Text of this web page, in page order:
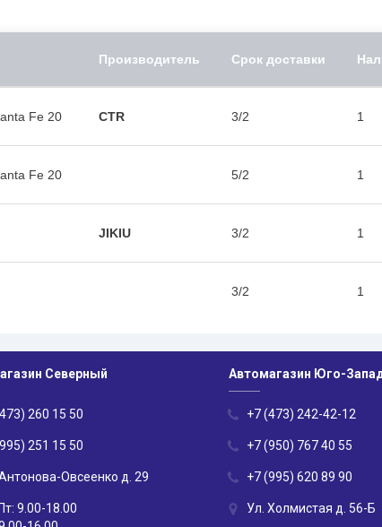
Производитель Срок доставки
Fe 20 CTR 3/2 1
Fe 20 5/2 1
JIKIU 3/2 1
3/2 1
Северный
260 15 50
251 15 50
Овсеенко д. 29
9.00-18.00
Автомагазин Юго-
+7 (473) 242-42-12
+7 (950) 767 40 55
+7 (995) 620 89 90
Ул. Холмистая д. 56-Б